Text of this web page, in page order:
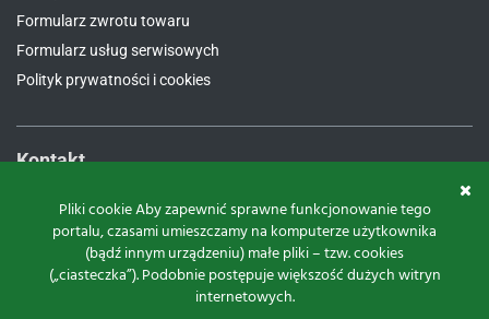
Formularz zwrotu towaru
Formularz usług serwisowych
Polityk prywatności i cookies
Kontakt
Proxima Spółka Jawna W.M. Fredrych, M. Fredrych
Polna 23A, 87-100 Toruń
9561939535
REGON:
871107806
Pliki cookie Aby zapewnić sprawne funkcjonowanie tego
portalu, czasami umieszczamy na komputerze użytkownika
(bądź innym urządzeniu) małe pliki – tzw. cookies
(„ciasteczka”). Podobnie postępuje większość dużych witryn
internetowych.